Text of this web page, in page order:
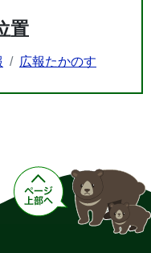
置
広報たかのす